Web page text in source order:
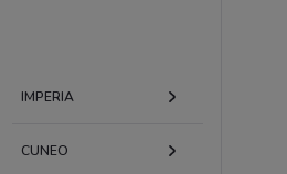
IMPERIA
CUNEO